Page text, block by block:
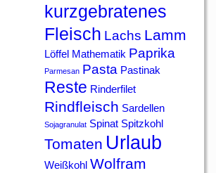
kurzgebratenes
Fleisch Lachs Lamm
Löffel Mathematik Paprika
Parmesan Pasta Pastinak
Reste Rinderfilet
Rindfleisch Sardellen
Sojagranulat Spinat Spitzkohl
Tomaten Urlaub
Weißkohl Wolfram